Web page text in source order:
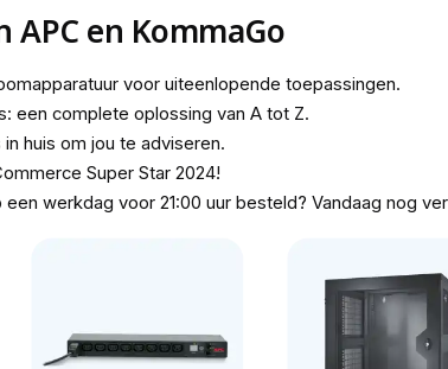
APC en KommaGo
voor uiteenlopende toepassingen.
een complete oplossing van A tot Z.
huis om jou te adviseren.
Super Star 2024!
werkdag voor 21:00 uur besteld? Vandaag nog